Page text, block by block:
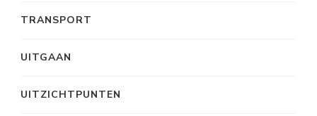
TRANSPORT
UITGAAN
UITZICHTPUNTEN